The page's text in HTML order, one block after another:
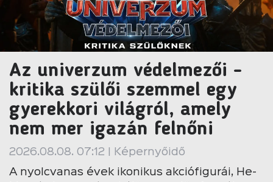
Az univerzum védelmezői -
kritika szülői szemmel egy
gyerekkori világról, amely
nem mer igazán felnőni
2026.08.08. 07:12 | Képernyőidő
A nyolcvanas évek ikonikus akciófigurái, He-